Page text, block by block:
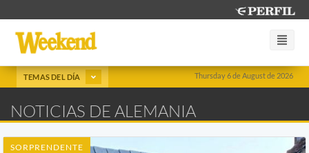
Thursday 6 de August de 2026
TEMAS DEL DÍA
NOTICIAS DE ALEMANIA
SORPRENDENTE